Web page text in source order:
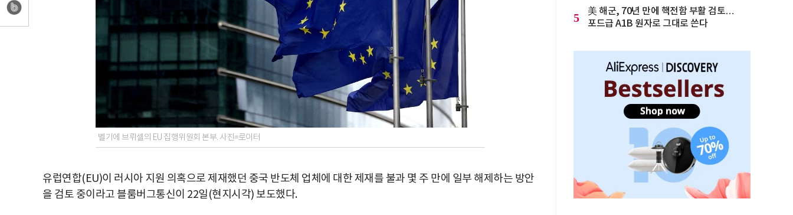
벨기에 브뤼셀의 EU 집행위원회 본부. 사진=로이터
유럽연합(EU)이 러시아 지원 의혹으로 제재했던 중국 반도체 업체에 대한 제재를 불과 몇 주 만에 일부 해제하는 방안
을 검토 중이라고 블룸버그통신이 22일(현지시각) 보도했다.
5
美 해군, 70년 만에 핵전함 부활 검토…
포드급 A1B 원자로 그대로 쓴다